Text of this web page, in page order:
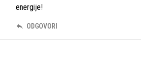
energije!
ODGOVORI